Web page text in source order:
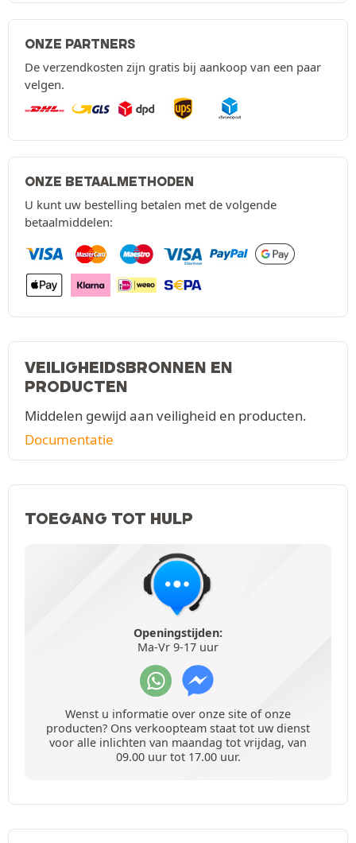
ONZE PARTNERS
De verzendkosten zijn gratis bij aankoop van een paar
velgen.
ONZE BETAALMETHODEN
U kunt uw bestelling betalen met de volgende
betaalmiddelen:
VEILIGHEIDSBRONNEN EN
PRODUCTEN
Middelen gewijd aan veiligheid en producten.
Documentatie
TOEGANG TOT HULP
Openingstijden:
Ma-Vr 9-17 uur
Wenst u informatie over onze site of onze
producten? Ons verkoopteam staat tot uw dienst
voor alle inlichten van maandag tot vrijdag, van
09.00 uur tot 17.00 uur.